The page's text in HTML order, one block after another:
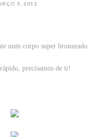
5, 2012
num corpo super bronzeado.
precisamos de ti!